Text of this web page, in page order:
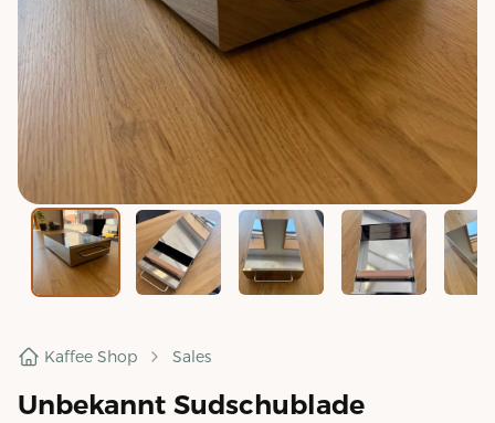
Kaffee Shop Sales
Unbekannt Sudschublade